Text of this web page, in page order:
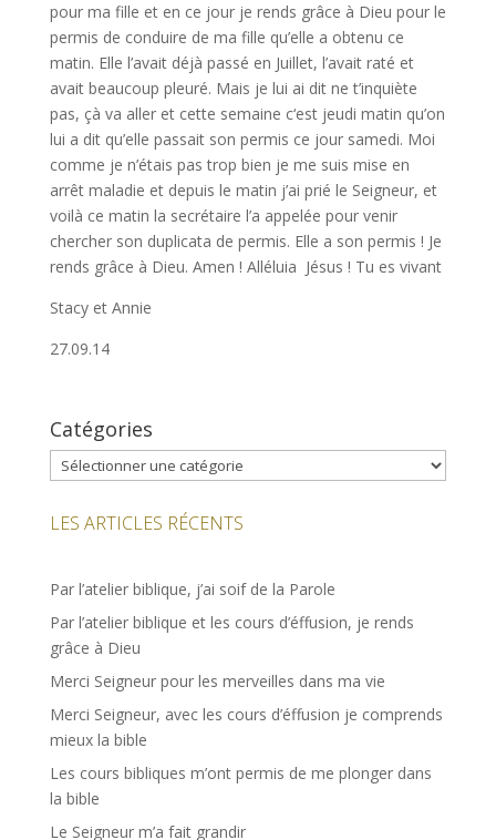
pour ma fille et en ce jour je rends grâce à Dieu pour le
permis de conduire de ma fille qu’elle a obtenu ce
matin. Elle l’avait déjà passé en Juillet, l’avait raté et
avait beaucoup pleuré. Mais je lui ai dit ne t’inquiète
pas, çà va aller et cette semaine c‘est jeudi matin qu’on
lui a dit qu’elle passait son permis ce jour samedi. Moi
comme je n’étais pas trop bien je me suis mise en
arrêt maladie et depuis le matin j’ai prié le Seigneur, et
voilà ce matin la secrétaire l’a appelée pour venir
chercher son duplicata de permis. Elle a son permis ! Je
rends grâce à Dieu. Amen ! Alléluia Jésus ! Tu es vivant
Stacy et Annie
27.09.14
Catégories
Catégories
LES ARTICLES RÉCENTS
Par l’atelier biblique, j’ai soif de la Parole
Par l’atelier biblique et les cours d’éffusion, je rends
grâce à Dieu
Merci Seigneur pour les merveilles dans ma vie
Merci Seigneur, avec les cours d’éffusion je comprends
mieux la bible
Les cours bibliques m’ont permis de me plonger dans
la bible
Le Seigneur m’a fait grandir